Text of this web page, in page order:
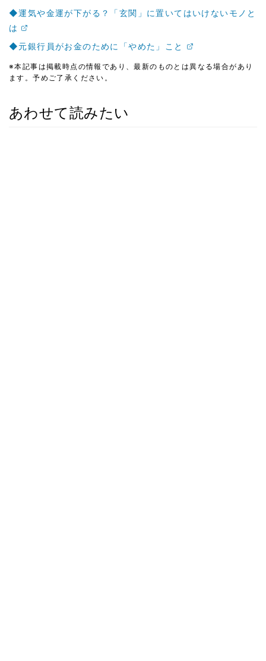
◆運気や金運が下がる？「玄関」に置いてはいけないモノと
は
◆元銀行員がお金のために「やめた」こと
※本記事は掲載時点の情報であり、最新のものとは異なる場合があり
ます。予めご了承ください。
あわせて読みたい